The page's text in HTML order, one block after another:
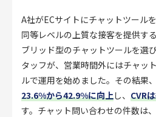
A社がECサイトにチャットツール
同等レベルの上質な接客を提供す
ブリッド型のチャットツールを選
タッフが、営業時間外にはチャッ
ルで運用を始めました。その結果、
23.6%から42.9%に向上し、 CVR
す。チャット問い合わせの件数は